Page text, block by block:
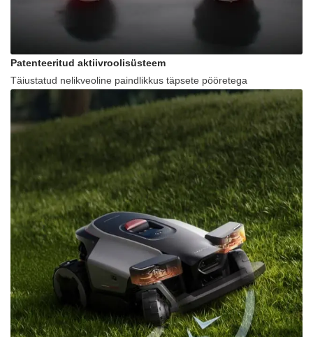
Patenteeritud aktiivroolisüsteem
Täiustatud nelikveoline paindlikkus täpsete pööretega